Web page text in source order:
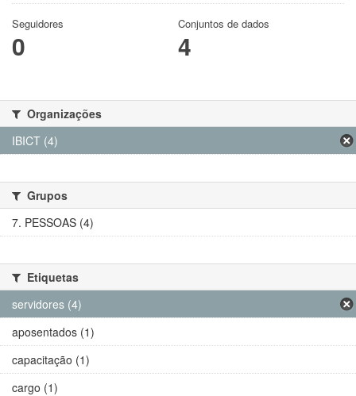
Seguidores
0
Conjuntos de dados
4
Organizações
IBICT (4)
Grupos
7. PESSOAS (4)
Etiquetas
servidores (4)
aposentados (1)
capacitação (1)
cargo (1)